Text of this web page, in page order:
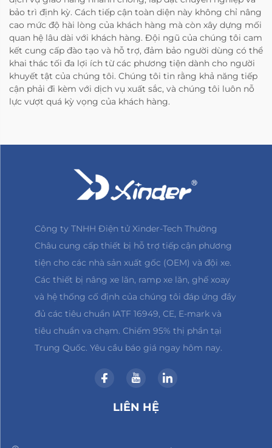
bảo trì định kỳ. Cách tiếp cận toàn diện này không chỉ nâng
cao mức độ hài lòng của khách hàng mà còn xây dựng mối
quan hệ lâu dài với khách hàng. Đội ngũ của chúng tôi cam
kết cung cấp đào tạo và hỗ trợ, đảm bảo người dùng có thể
khai thác tối đa lợi ích từ các phương tiện dành cho người
khuyết tật của chúng tôi. Chúng tôi tin rằng khả năng tiếp
cận phải đi kèm với dịch vụ xuất sắc, và chúng tôi luôn nỗ
lực vượt quá kỳ vọng của khách hàng.
Công ty TNHH Điện tử Xinder-Tech Thường
Châu cung cấp thiết bị hỗ trợ tiếp cận phương
tiện cho các nhà sản xuất gốc (OEM) và đội xe.
Các thiết bị nâng xe lăn, ramp xe lăn, ghế xoay
và hệ thống cố định của chúng tôi đáp ứng đầy
đủ các tiêu chuẩn IATF 16949, CE, E-mark và
tiêu chuẩn va chạm. Chiếm 95% thị phần tại
Trung Quốc. Yêu cầu báo giá ngay hôm nay.
LIÊN HỆ